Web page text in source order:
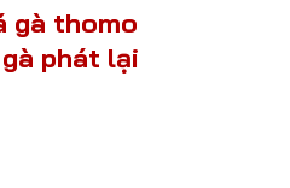
gà thomo
phát lại